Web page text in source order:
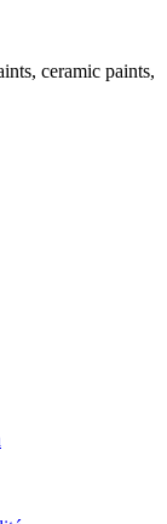
ceramic paints,